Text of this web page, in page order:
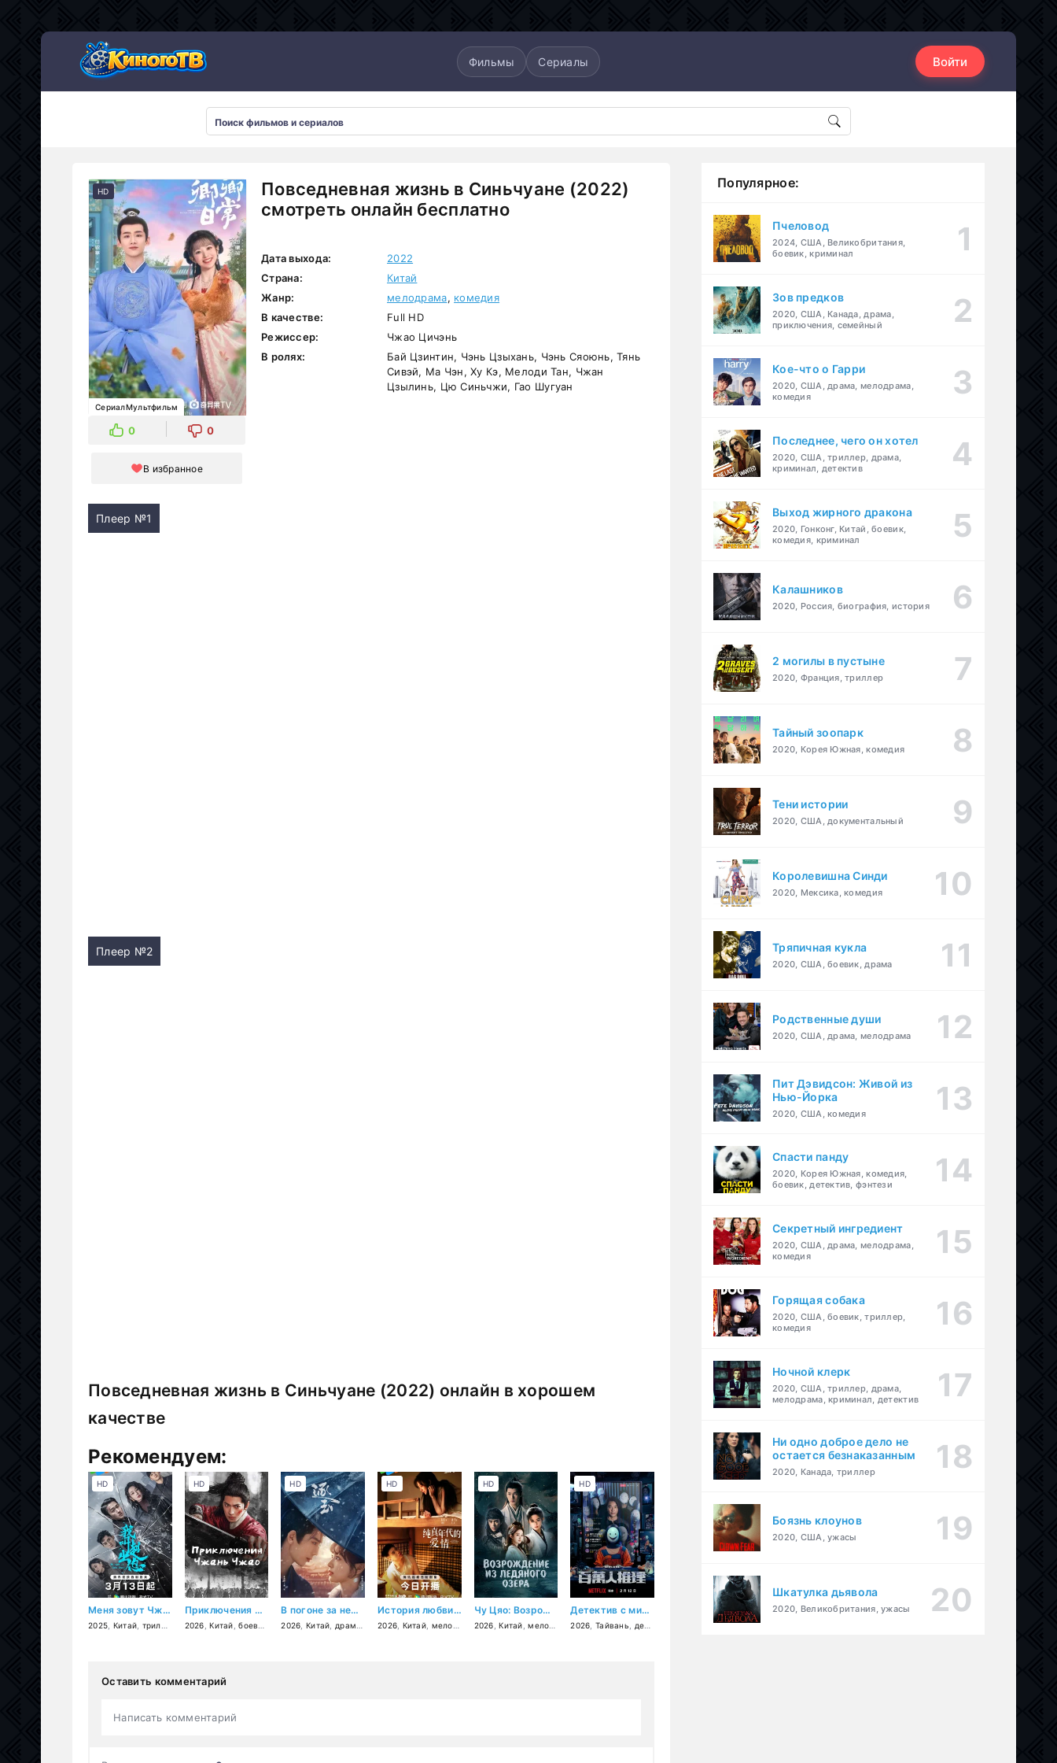
Фильмы Сериалы Войти
Повседневная жизнь в Синьчуане (2022)
смотреть онлайн бесплатно
HD
СериалМультфильм
0 0
В избранное
Дата выхода:
2022
Страна:
Китай
Жанр:
мелодрама, комедия
В качестве:
Full HD
Режиссер:
Чжао Цичэнь
В ролях:
Бай Цзинтин, Чэнь Цзыхань, Чэнь Сяоюнь, Тянь
Сивэй, Ма Чэн, Ху Кэ, Мелоди Тан, Чжан
Цзылинь, Цю Синьчжи, Гао Шугуан
Плеер №1
Плеер №2
Повседневная жизнь в Синьчуане (2022) онлайн в хорошем
качестве
Рекомендуем:
Меня зовут Чжао Чуси
2025 Китай триллер драма ,криминал
HD
Приключения Чжань Чжао
2026 ,Китай ,боевик фэнтези
HD
В погоне за нефритом
2026 Китай драма мелодрама
HD
История любви в 1970-х
2026 Китай мелодрама ,драма
HD
Чу Цяо: Возрождение из Ледяного озера
2026 ,Китай ,мелодрама
HD
Детектив с миллионом подписчиков
2026 Тайвань детектив ,криминал
HD
Оставить комментарий
Написать комментарий
Популярное:
Пчеловод
2024, США, Великобритания,
боевик, криминал
Зов предков
2020, США, Канада, драма,
приключения, семейный
Кое-что о Гарри
2020, США, драма, мелодрама,
комедия
Последнее, чего он хотел
2020, США, триллер, драма,
криминал, детектив
Выход жирного дракона
2020, Гонконг, Китай, боевик,
комедия, криминал
Калашников
2020, Россия, биография, история
2 могилы в пустыне
2020, Франция, триллер
Тайный зоопарк
2020, Корея Южная, комедия
Тени истории
2020, США, документальный
Королевишна Синди
2020, Мексика, комедия
Тряпичная кукла
2020, США, боевик, драма
Родственные души
2020, США, драма, мелодрама
Пит Дэвидсон: Живой из
Нью-Йорка
2020, США, комедия
Спасти панду
2020, Корея Южная, комедия,
боевик, детектив, фэнтези
Секретный ингредиент
2020, США, драма, мелодрама,
комедия
Горящая собака
2020, США, боевик, триллер,
комедия
Ночной клерк
2020, США, триллер, драма,
мелодрама, криминал, детектив
Ни одно доброе дело не
остается безнаказанным
2020, Канада, триллер
Боязнь клоунов
2020, США, ужасы
Шкатулка дьявола
2020, Великобритания, ужасы